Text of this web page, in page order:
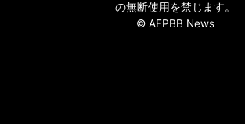
の無断使用を禁じます。
© AFPBB News